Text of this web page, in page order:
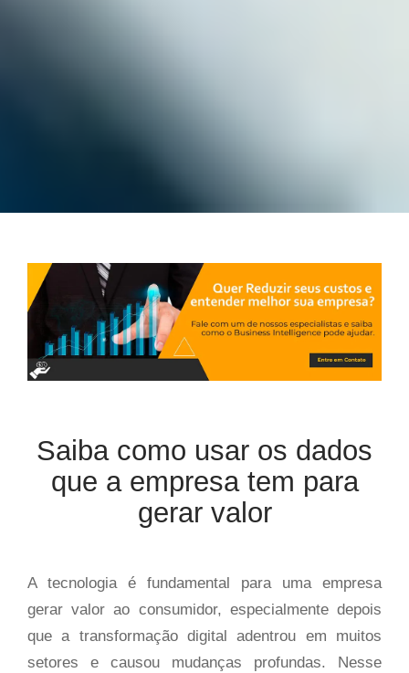
Saiba como usar os dados
que a empresa tem para
gerar valor
A tecnologia é fundamental para uma empresa
gerar valor ao consumidor, especialmente depois
que a transformação digital adentrou em muitos
setores e causou mudanças profundas. Nesse